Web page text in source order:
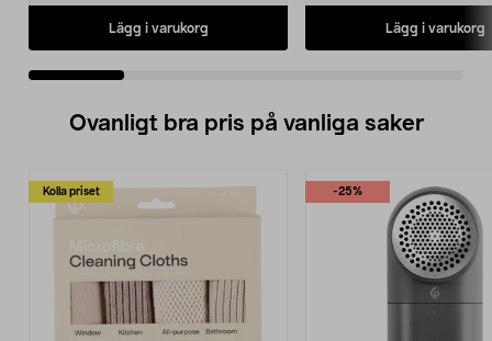
Lägg i varukorg Lägg i varukorg
Ovanligt bra pris på vanliga saker
Kolla priset -25%